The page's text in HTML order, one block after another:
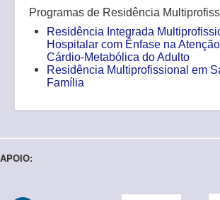
Programas de Residência
Residência Integrada
Hospitalar com Ênfase na
Cárdio-Metabólica do Adulto
Residência Multiprofissional em
Família
APOIO: